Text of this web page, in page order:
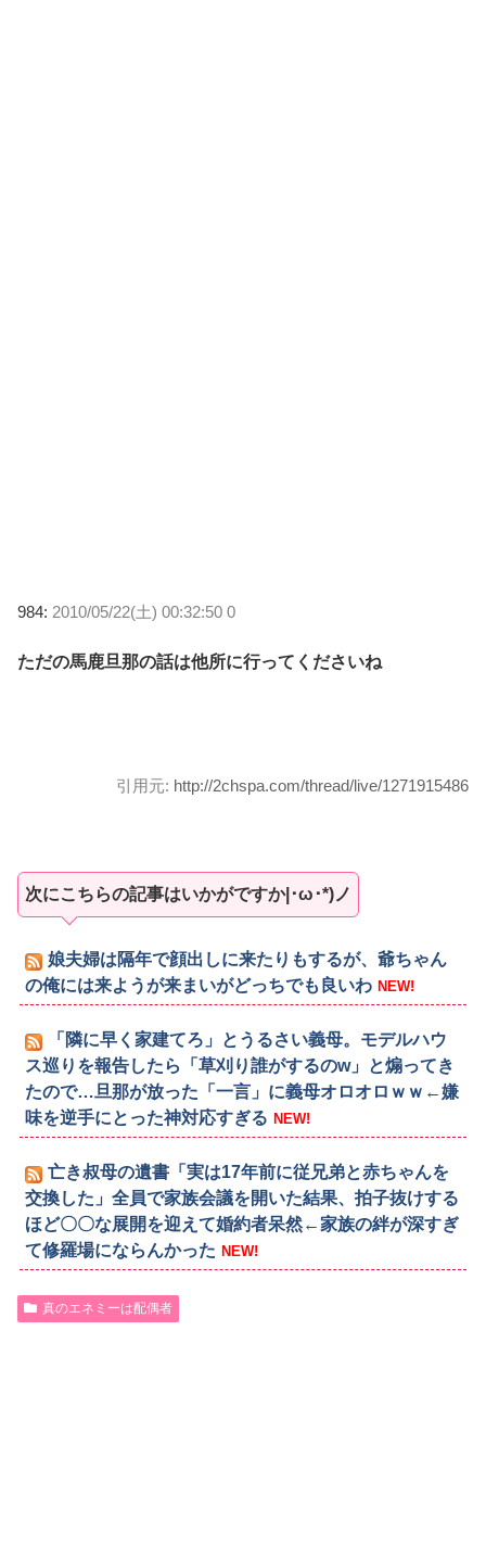
984: 2010/05/22(土) 00:32:50 0
ただの馬鹿旦那の話は他所に行ってくださいね
引用元: http://2chspa.com/thread/live/1271915486
次にこちらの記事はいかがですか|･ω･*)ノ
娘夫婦は隔年で顔出しに来たりもするが、爺ちゃん
の俺には来ようが来まいがどっちでも良いわ NEW!
「隣に早く家建てろ」とうるさい義母。モデルハウ
ス巡りを報告したら「草刈り誰がするのw」と煽ってき
たので…旦那が放った「一言」に義母オロオロｗｗ←嫌
味を逆手にとった神対応すぎる NEW!
亡き叔母の遺書「実は17年前に従兄弟と赤ちゃんを
交換した」全員で家族会議を開いた結果、拍子抜けする
ほど〇〇な展開を迎えて婚約者呆然←家族の絆が深すぎ
て修羅場にならんかった NEW!
真のエネミーは配偶者